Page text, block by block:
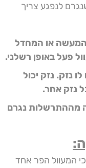
לנפגע צריך
או המחדל
פעל באופן רשלני.
נזק. נזק יכול
נזק אחר.
מההתרשלות נגרם
המעוול הפר אחד